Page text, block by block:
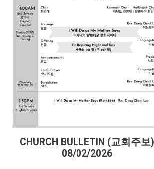
CHURCH BULLETIN (교회주보)
08/02/2026